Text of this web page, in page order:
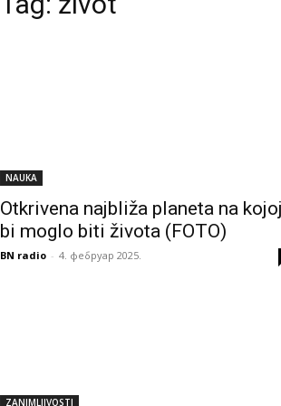
NAUKA
Otkrivena najbliža planeta na
bi moglo biti života (FOTO)
BN radio - 4. фебруар 2025.
ZANIMLJIVOSTI